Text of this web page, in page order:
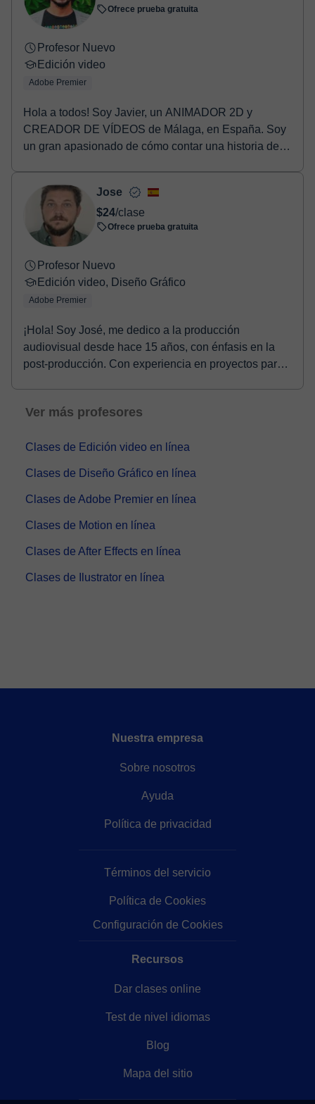
Ofrece prueba gratuita
Profesor Nuevo
Edición video
Adobe Premier
Hola a todos! Soy Javier, un ANIMADOR 2D y
CREADOR DE VÍDEOS de Málaga, en España. Soy
un gran apasionado de cómo contar una historia de
Jose
$24/clase
Ofrece prueba gratuita
Profesor Nuevo
Edición video, Diseño Gráfico
Adobe Premier
¡Hola! Soy José, me dedico a la producción
audiovisual desde hace 15 años, con énfasis en la
post-producción. Con experiencia en proyectos para
Ver más profesores
Clases de Edición video en línea
Clases de Diseño Gráfico en línea
Clases de Adobe Premier en línea
Clases de Motion en línea
Clases de After Effects en línea
Clases de Ilustrator en línea
Nuestra empresa
Sobre nosotros
Ayuda
Política de privacidad
Términos del servicio
Política de Cookies
Configuración de Cookies
Recursos
Dar clases online
Test de nivel idiomas
Blog
Mapa del sitio